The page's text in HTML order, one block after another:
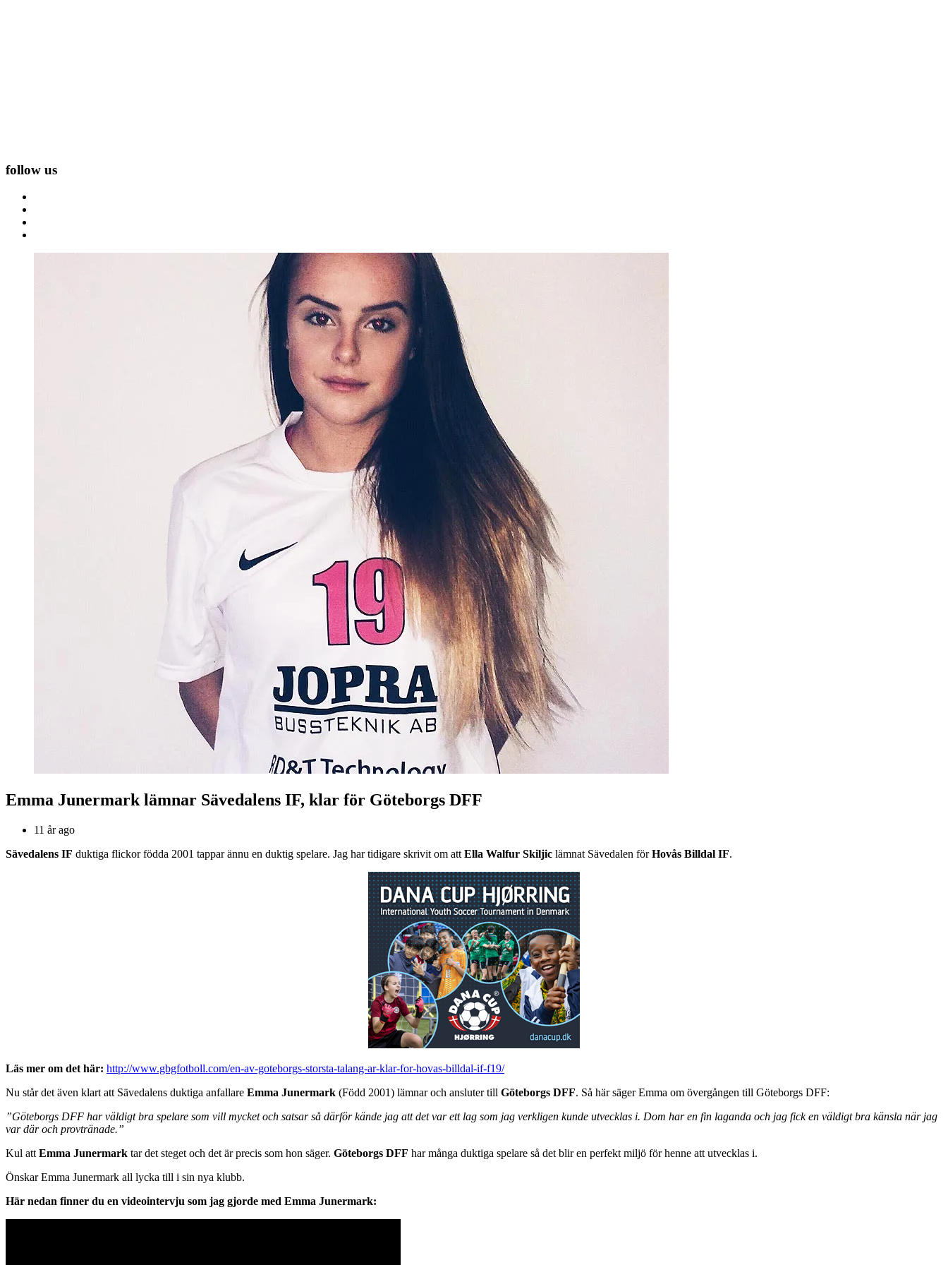
follow us
Emma Junermark lämnar Sävedalens IF, klar för Göteborgs DFF
11 år ago
Sävedalens IF duktiga flickor födda 2001 tappar ännu en duktig spelare. Jag har tidigare skrivit om att Ella Walfur Skiljic lämnat Sävedalen förHovås Billdal IF.
Läs mer om det här: http://www.gbgfotboll.com/en-av-goteborgs-storsta-talang-ar-klar-for-hovas-billdal-if-f19/
Nu står det även klart att Sävedalens duktiga anfallare Emma Junermark (Född 2001) lämnar och ansluter till Göteborgs DFF. Så här säger Emma om övergången till Göteborgs DFF:
”Göteborgs DFF har väldigt bra spelare som vill mycket och satsar så därför kände jag att det var ett lag som jag verkligen kunde utvecklas i. Dom har en fin laganda och jag fick en väldigt bra känsla när jag
var där och provtränade.”
Kul att Emma Junermark tar det steget och det är precis som hon säger. Göteborgs DFF har många duktiga spelare så det blir en perfekt miljö för henne att utvecklas i.
Önskar Emma Junermark all lycka till i sin nya klubb.
Här nedan finner du en videointervju som jag gjorde med Emma Junermark: